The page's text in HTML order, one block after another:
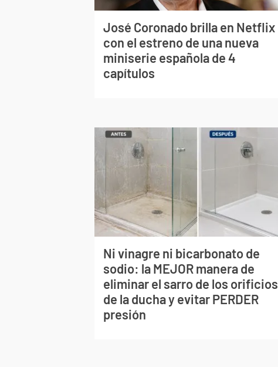
José Coronado brilla en Netflix
con el estreno de una nueva
miniserie española de 4
capítulos
Ni vinagre ni bicarbonato de
sodio: la MEJOR manera de
eliminar el sarro de los orificios
de la ducha y evitar PERDER
presión